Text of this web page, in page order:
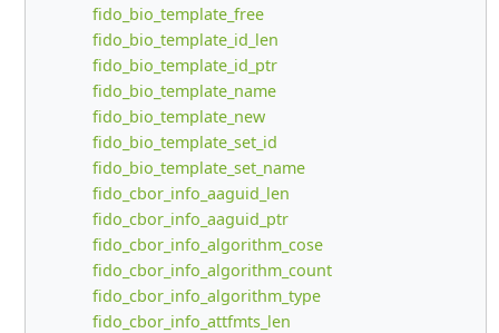
fido_bio_template_free
fido_bio_template_id_len
fido_bio_template_id_ptr
fido_bio_template_name
fido_bio_template_new
fido_bio_template_set_id
fido_bio_template_set_name
fido_cbor_info_aaguid_len
fido_cbor_info_aaguid_ptr
fido_cbor_info_algorithm_cose
fido_cbor_info_algorithm_count
fido_cbor_info_algorithm_type
fido_cbor_info_attfmts_len